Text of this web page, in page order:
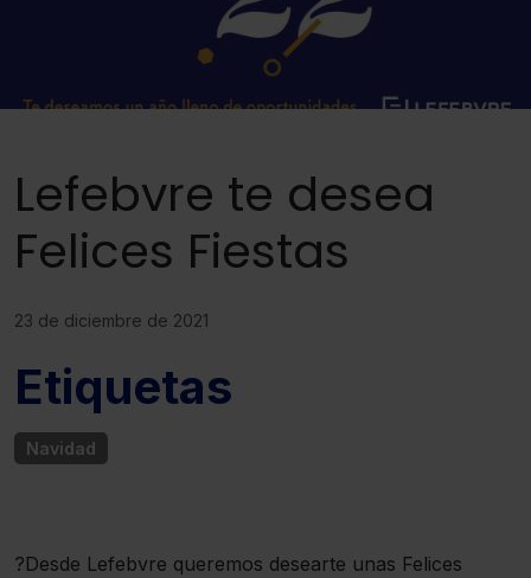
Lefebvre te desea
Felices Fiestas
23 de diciembre de 2021
?Desde Lefebvre queremos desearte unas Felices
Etiquetas
Navidad